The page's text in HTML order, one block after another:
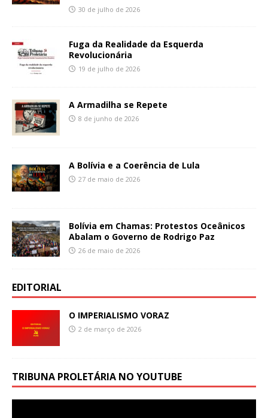
30 de julho de 2026
Fuga da Realidade da Esquerda
Revolucionária
19 de julho de 2026
A Armadilha se Repete
8 de junho de 2026
A Bolívia e a Coerência de Lula
27 de maio de 2026
Bolívia em Chamas: Protestos Oceânicos
Abalam o Governo de Rodrigo Paz
26 de maio de 2026
EDITORIAL
O IMPERIALISMO VORAZ
2 de março de 2026
TRIBUNA PROLETÁRIA NO YOUTUBE